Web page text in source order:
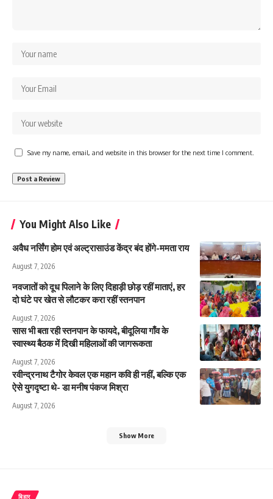
Save my name, email, and website in this browser for the next time I comment.
You Might Also Like
अवैध नर्सिंग होम एवं अल्ट्रासाउंड केंद्र बंद होंगे-ममता राय
August 7, 2026
नवजातों को दूध पिलाने के लिए दिहाड़ी छोड़ रहीं माताएं, हर
दो घंटे पर खेत से लौटकर करा रहीं स्तनपान
August 7, 2026
सास भी बता रही स्तनपान के फायदे, बीदूलिया गाँव के
स्वास्थ्य बैठक में दिखी महिलाओं की जागरूकता
August 7, 2026
रवीन्द्रनाथ टैगोर केवल एक महान कवि ही नहीं, बल्कि एक
ऐसे युगदृष्टा थे- डा मनीष पंकज मिश्रा
August 7, 2026
Show More
बिहार